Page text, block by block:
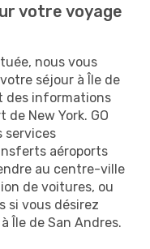
votre voyage
nous vous
séjour à Île de
des informations
New York. GO
services
aéroports
au centre-ville
de voitures, ou
si vous désirez
Île de San Andres.